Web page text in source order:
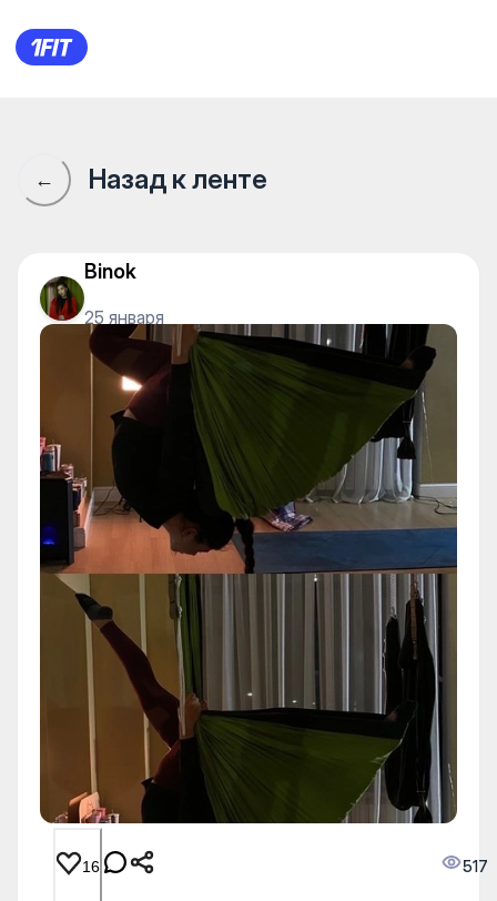
Сообщество 1Fit · 1Fit
← Назад к ленте
Binok
25 января
16 517